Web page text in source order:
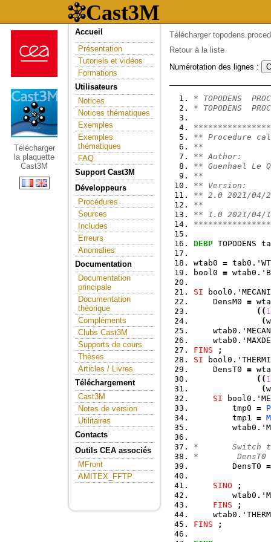
Télécharger
la plaquette
Cast3M
Accueil
Présentation
Tutoriels et vidéos
Formations
Utilisateurs
Notices
Notices thématiques
Exemples
Exemples
thématiques
FAQ
Support Cast3M
Développeurs
Procédures
Sources
Includes
Erreurs
Anomalies
Documentation
Documentation
principale
Documentation
théorique
Compléments
Clubs Cast3M
Supports de cours
Thèses
Articles / Livres
Téléchargement
Cast3M
Notes de version
Utilitaires
Contacts
Outils CEA associés
MFront
AMITEX_FFTP
Télécharger
Retour à la liste
Numérotation des lignes :
* TOPODENS
* TOPODENS
** Procedure
**
** Author:
** Guenhael Le
**
** Version:
** 2.0 2021/04/
**
** 1.0 2021/04/
DEBP TOPODENS
wtab0 =
bool0 =
SI
    DensM0
=
( (
(
FINS
;
SI
    DensT0
=
( (
(
SI
        tmp0
=
        tmp1
=
*       Switch
*        DensT0 =
        DensT0
=
SINO
;
FINS
;
FINS
;